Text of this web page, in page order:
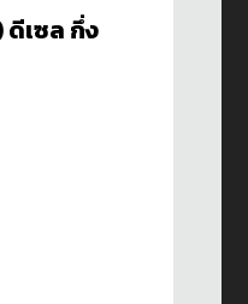
เซล กึ่ง